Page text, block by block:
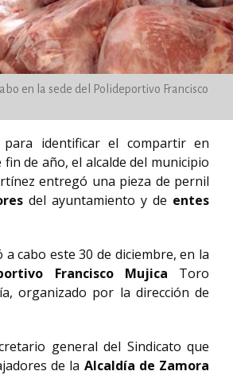
en la sede del Polideportivo Francisco
identificar el compartir en
fin de año, el alcalde del municipio
entregó una pieza de pernil
del ayuntamiento y de entes
cabo este 30 de diciembre, en la
Francisco Mujica Toro
organizado por la dirección de
general del Sindicato que
de la Alcaldía de Zamora